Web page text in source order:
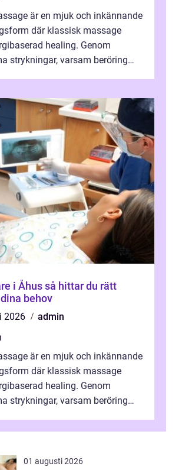
är en mjuk och inkännande
där klassisk massage
healing. Genom
strykningar, varsam beröring
så hittar du rätt
behov
2026
admin
är en mjuk och inkännande
där klassisk massage
healing. Genom
strykningar, varsam beröring
01 augusti 2026